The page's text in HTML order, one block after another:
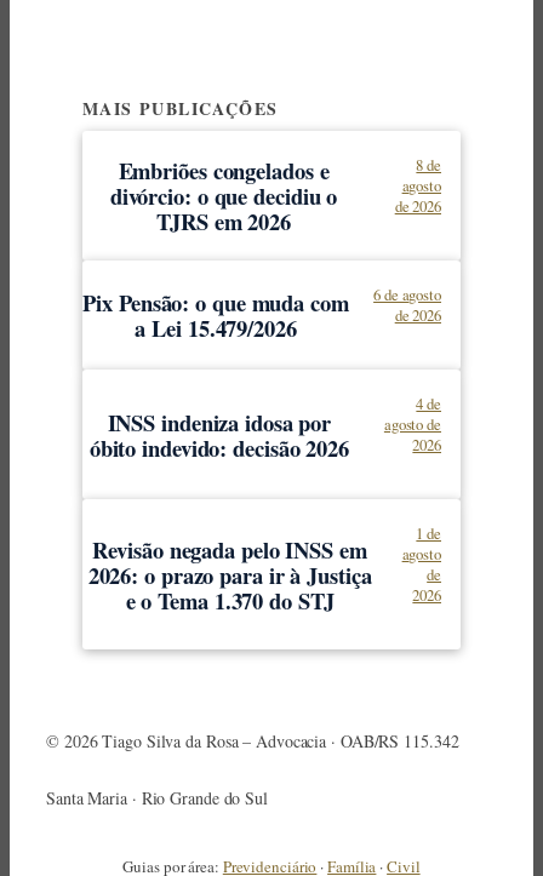
MAIS PUBLICAÇÕES
Embriões congelados e
divórcio: o que decidiu o
TJRS em 2026
8 de
agosto
de 2026
Pix Pensão: o que muda com
a Lei 15.479/2026
6 de agosto
de 2026
INSS indeniza idosa por
óbito indevido: decisão 2026
4 de
agosto de
2026
Revisão negada pelo INSS em
2026: o prazo para ir à Justiça
e o Tema 1.370 do STJ
1 de
agosto
de
2026
© 2026 Tiago Silva da Rosa – Advocacia · OAB/RS 115.342
Santa Maria · Rio Grande do Sul
Guias por área: Previdenciário ·Família ·Civil